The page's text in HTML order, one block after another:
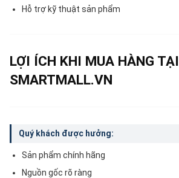
Hỗ trợ kỹ thuật sản phẩm
LỢI ÍCH KHI MUA HÀNG TẠI
SMARTMALL.VN
Quý khách được hưởng:
Sản phẩm chính hãng
Nguồn gốc rõ ràng